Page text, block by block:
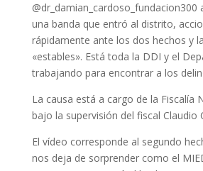
@dr_damian_cardoso_fundacion300
una banda que entró al distrito,
rápidamente ante los dos hechos y
«estables». Está toda la DDI y el
trabajando para encontrar a los
La causa está a cargo de la Fiscalía
bajo la supervisión del fiscal Claudio
El vídeo corresponde al segundo
nos deja de sorprender como el